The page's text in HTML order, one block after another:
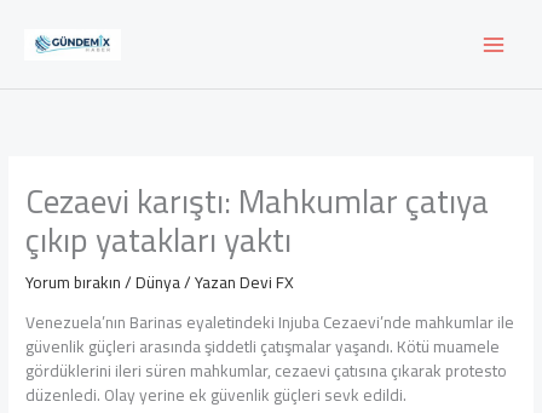
Cezaevi karıştı: Mahkumlar çatıya
çıkıp yatakları yaktı
Yorum bırakın/Dünya/ YazanDevi FX
Venezuela’nın Barinas eyaletindeki Injuba Cezaevi’nde mahkumlar ile
güvenlik güçleri arasında şiddetli çatışmalar yaşandı. Kötü muamele
gördüklerini ileri süren mahkumlar, cezaevi çatısına çıkarak protesto
düzenledi. Olay yerine ek güvenlik güçleri sevk edildi.